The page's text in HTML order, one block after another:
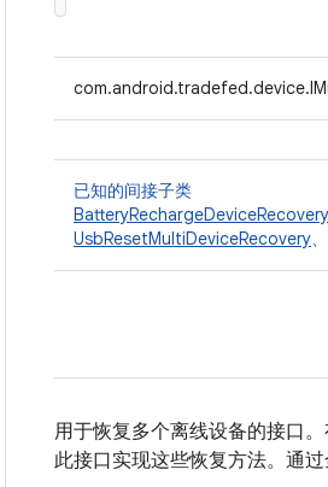
已知的间接子类
BatteryRechargeDeviceRecovery
UsbResetMultiDeviceRecovery、
用于恢复多个离线设备的接口
此接口实现这些恢复方法。通过